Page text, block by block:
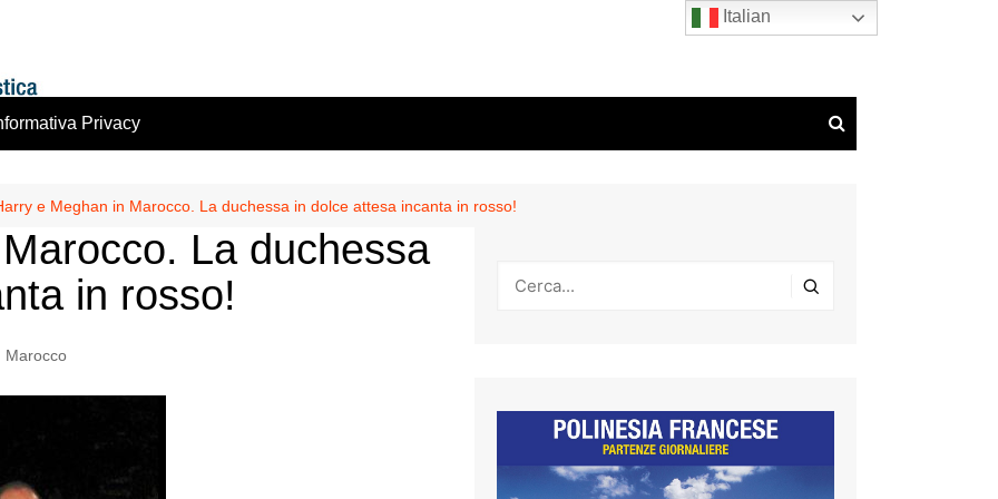
Privacy
e Meghan in Marocco. La duchessa in dolce attesa incanta in rosso!
La duchessa
in rosso!
Marocco
Italian